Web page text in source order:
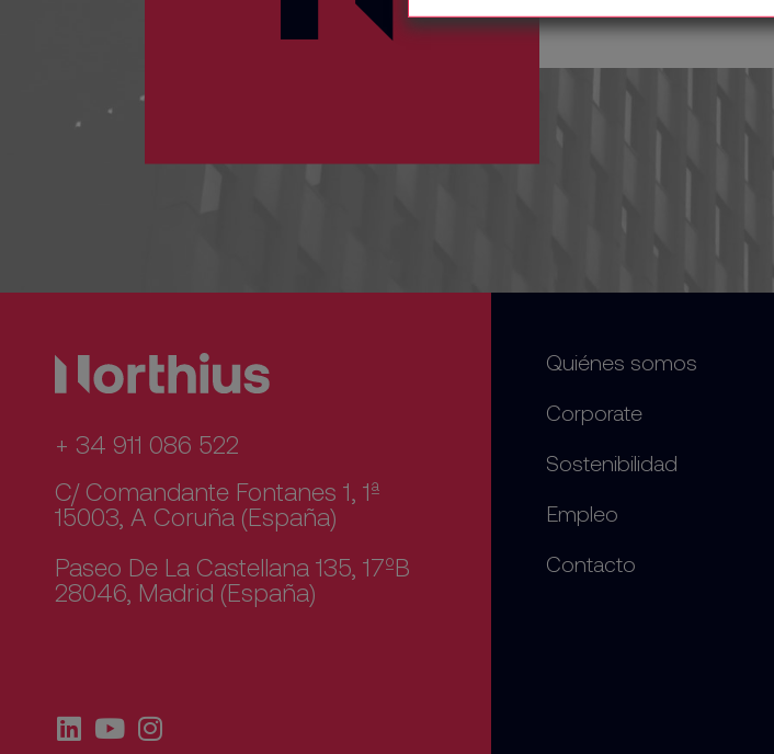
+ 34 911 086 522
C/ Comandante Fontanes 1, 1ª
15003, A Coruña (España)
Paseo De La Castellana 135, 17ºB
28046, Madrid (España)
Quiénes somos
Corporate
Sostenibilidad
Empleo
Contacto